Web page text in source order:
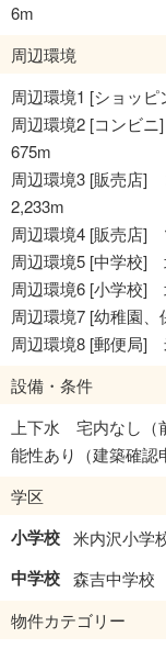
6m
周辺環境
周辺環境1 [ショッ
周辺環境2 [コンビ
675m
周辺環境3 [販売店]
2,233m
周辺環境4 [販売店]
周辺環境5 [中学校]
周辺環境6 [小学校]
周辺環境7 [幼稚園
周辺環境8 [郵便局]
設備・条件
上下水 宅内なし（
能性あり（建築確認
学区
小学校 米内沢小学
中学校 森吉中学校
物件カテゴリー